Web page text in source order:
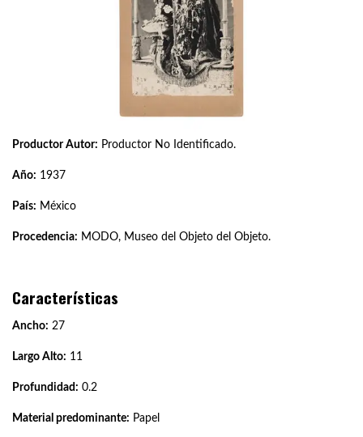
Productor Autor: Productor No Identificado.
Año: 1937
País: México
Procedencia: MODO, Museo del Objeto del Objeto.
Características
Ancho: 27
Largo Alto: 11
Profundidad: 0.2
Material predominante: Papel